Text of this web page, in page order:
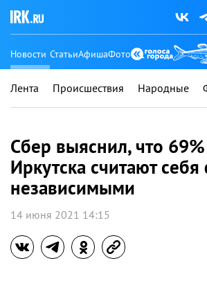
Новости СтатьиАфишаФото
Лента Происшествия Народные
Сбер выяснил, что
Иркутска считают
независимыми
14 июня 2021 14:15